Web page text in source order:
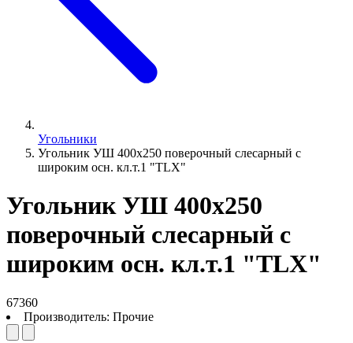
Угольники
Угольник УШ 400х250 поверочный слесарный с
широким осн. кл.т.1 "TLX"
Угольник УШ 400х250
поверочный слесарный с
широким осн. кл.т.1 "TLX"
67360
Производитель: Прочие